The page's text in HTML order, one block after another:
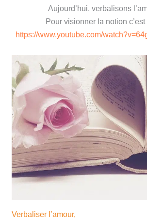
Aujourd’hui, verbalisons
Pour visionner la notion c’est
https://www.youtube.com/
Verbaliser l’amour,